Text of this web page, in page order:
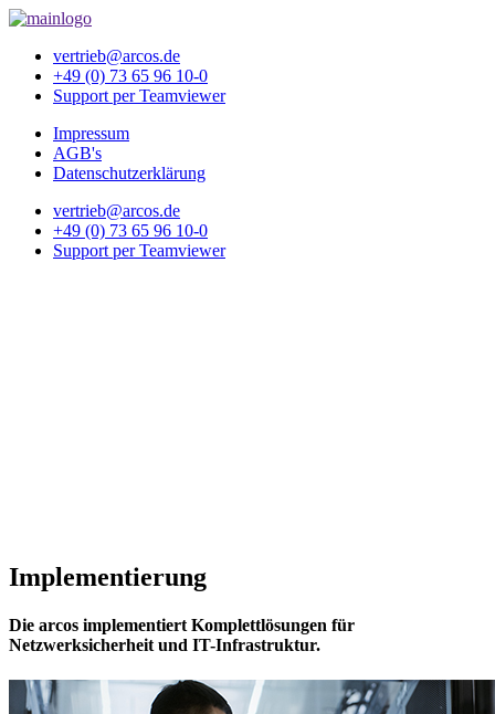
vertrieb@arcos.de
+49 (0) 73 65 96 10-0
Support per Teamviewer
Impressum
AGB's
Datenschutzerklärung
vertrieb@arcos.de
+49 (0) 73 65 96 10-0
Support per Teamviewer
Implementierung
Die arcos implementiert Komplettlösungen für
Netzwerksicherheit und IT-Infrastruktur.